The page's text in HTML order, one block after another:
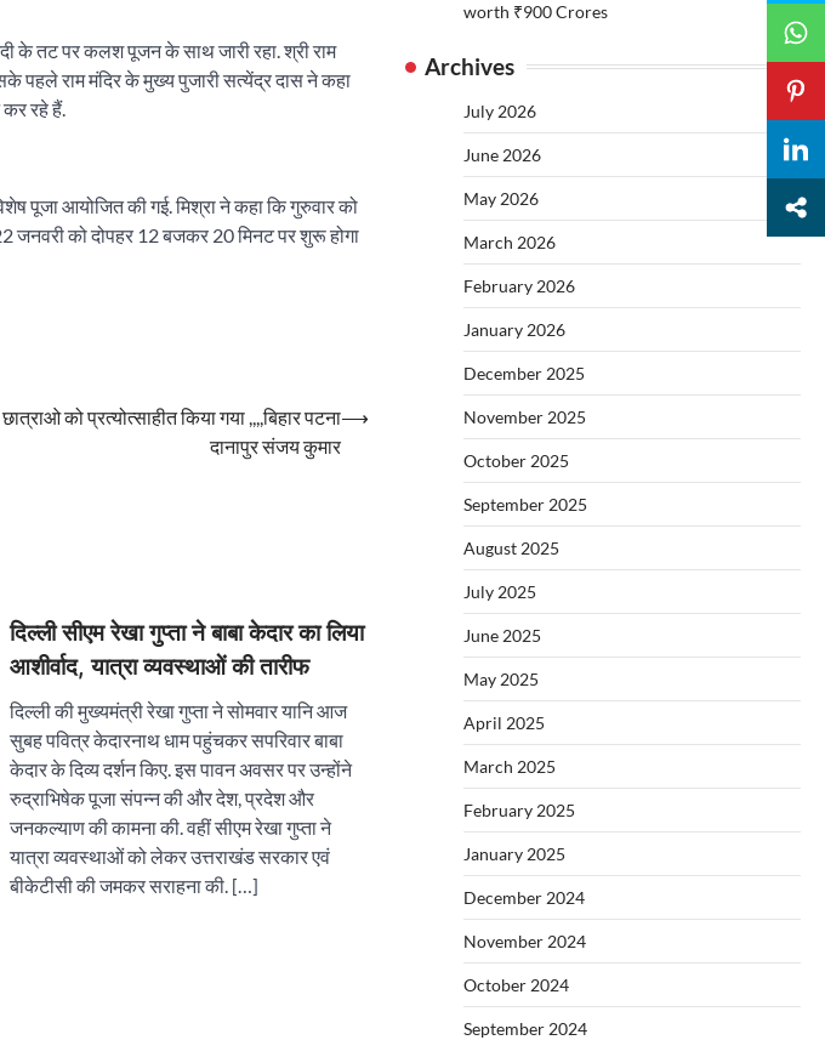
के तट पर कलश पूजन के साथ जारी रहा. श्री राम
पहले राम मंदिर के मुख्य पुजारी सत्येंद्र दास ने कहा
कर रहे हैं.
पूजा आयोजित की गई. मिश्रा ने कहा कि गुरुवार को
22 जनवरी को दोपहर 12 बजकर 20 मिनट पर शुरू होगा
को प्रत्योत्साहीत किया गया ,,,,बिहार पटना
दानापुर संजय कुमार
⟶
दिल्ली सीएम रेखा गुप्ता ने बाबा केदार का लिया
आशीर्वाद, यात्रा व्यवस्थाओं की तारीफ
दिल्ली की मुख्यमंत्री रेखा गुप्ता ने सोमवार यानि आज
सुबह पवित्र केदारनाथ धाम पहुंचकर सपरिवार बाबा
केदार के दिव्य दर्शन किए. इस पावन अवसर पर उन्होंने
रुद्राभिषेक पूजा संपन्न की और देश, प्रदेश और
जनकल्याण की कामना की. वहीं सीएम रेखा गुप्ता ने
यात्रा व्यवस्थाओं को लेकर उत्तराखंड सरकार एवं
बीकेटीसी की जमकर सराहना की. […]
worth ₹900 Crores
Archives
July 2026
June 2026
May 2026
March 2026
February 2026
January 2026
December 2025
November 2025
October 2025
September 2025
August 2025
July 2025
June 2025
May 2025
April 2025
March 2025
February 2025
January 2025
December 2024
November 2024
October 2024
September 2024